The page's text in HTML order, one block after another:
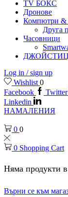
TV БОКС
Дронове
Компютри &
Друга
Часовници
Log in / sign up
Wishlist 0
Facebook
Twitter
Linkedin
НАМАЛЕНИЯ
0 0
0 Shopping Cart
Няма продукти
Върни се към